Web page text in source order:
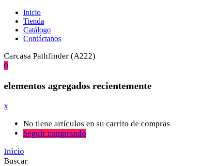
Inicio
Tienda
Catálogo
Contáctanos
Carcasa Pathfinder (A222)
0
elementos agregados recientemente
x
No tiene artículos en su carrito de compras
Seguir comprando
Inicio
Buscar